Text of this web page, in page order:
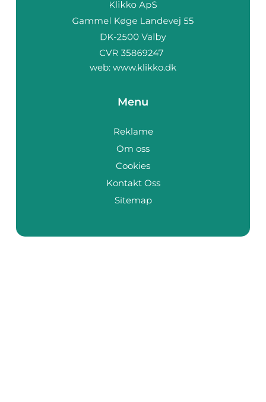
web: www.klikko.dk
Menu
Reklame
Om oss
Cookies
Kontakt Oss
Sitemap